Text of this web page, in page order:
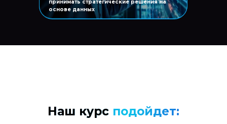
принимать стратегические решения на
основе данных
Наш курс подойдет: